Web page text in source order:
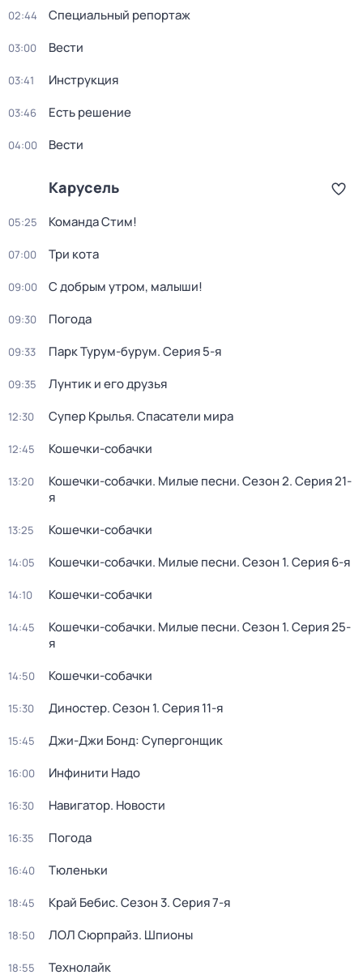
02:44 Специальный репортаж
03:00 Вести
03:41 Инструкция
03:46 Есть решение
04:00 Вести
Карусель
05:25 Команда Стим!
07:00 Три кота
09:00 С добрым утром, малыши!
09:30 Погода
09:33 Парк Турум-бурум. Серия 5-я
09:35 Лунтик и его друзья
12:30 Супер Крылья. Спасатели мира
12:45 Кошечки-собачки
13:20 Кошечки-собачки. Милые песни. Сезон 2. Серия 21-
я
13:25 Кошечки-собачки
14:05 Кошечки-собачки. Милые песни. Сезон 1. Серия 6-я
14:10 Кошечки-собачки
14:45 Кошечки-собачки. Милые песни. Сезон 1. Серия 25-
я
14:50 Кошечки-собачки
15:30 Диностер. Сезон 1. Серия 11-я
15:45 Джи-Джи Бонд: Супергонщик
16:00 Инфинити Надо
16:30 Навигатор. Новости
16:35 Погода
16:40 Тюленьки
18:45 Край Бебис. Сезон 3. Серия 7-я
18:50 ЛОЛ Сюрпрайз. Шпионы
18:55 Технолайк